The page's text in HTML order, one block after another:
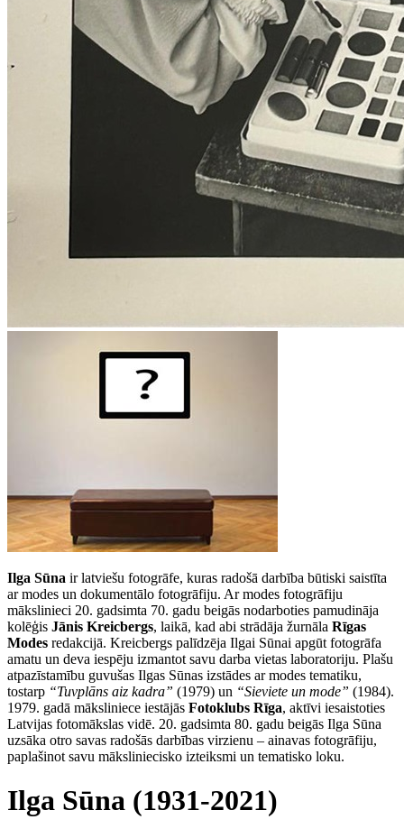
Ilga Sūna ir latviešu fotogrāfe, kuras radošā darbība būtiski saistīta
ar modes un dokumentālo fotogrāfiju. Ar modes fotogrāfiju
mākslinieci 20. gadsimta 70. gadu beigās nodarboties pamudināja
kolēģis Jānis Kreicbergs, laikā, kad abi strādāja žurnāla Rīgas
Modes redakcijā. Kreicbergs palīdzēja Ilgai Sūnai apgūt fotogrāfa
amatu un deva iespēju izmantot savu darba vietas laboratoriju. Plašu
atpazīstamību guvušas Ilgas Sūnas izstādes ar modes tematiku,
tostarp “Tuvplāns aiz kadra” (1979) un “Sieviete un mode” (1984).
1979. gadā māksliniece iestājās Fotoklubs Rīga, aktīvi iesaistoties
Latvijas fotomākslas vidē. 20. gadsimta 80. gadu beigās Ilga Sūna
uzsāka otro savas radošās darbības virzienu – ainavas fotogrāfiju,
paplašinot savu māksliniecisko izteiksmi un tematisko loku.
Ilga Sūna (1931-2021)